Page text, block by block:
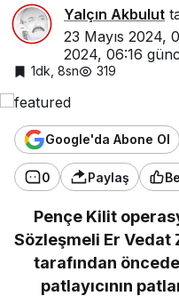
Yalçın Akbulut
23 Mayıs 2024,
2024, 06:16
1dk, 8sn 319
Google'da Abone Ol
0 Paylaş
Pençe Kilit
Sözleşmeli Er
tarafından
patlayıcının